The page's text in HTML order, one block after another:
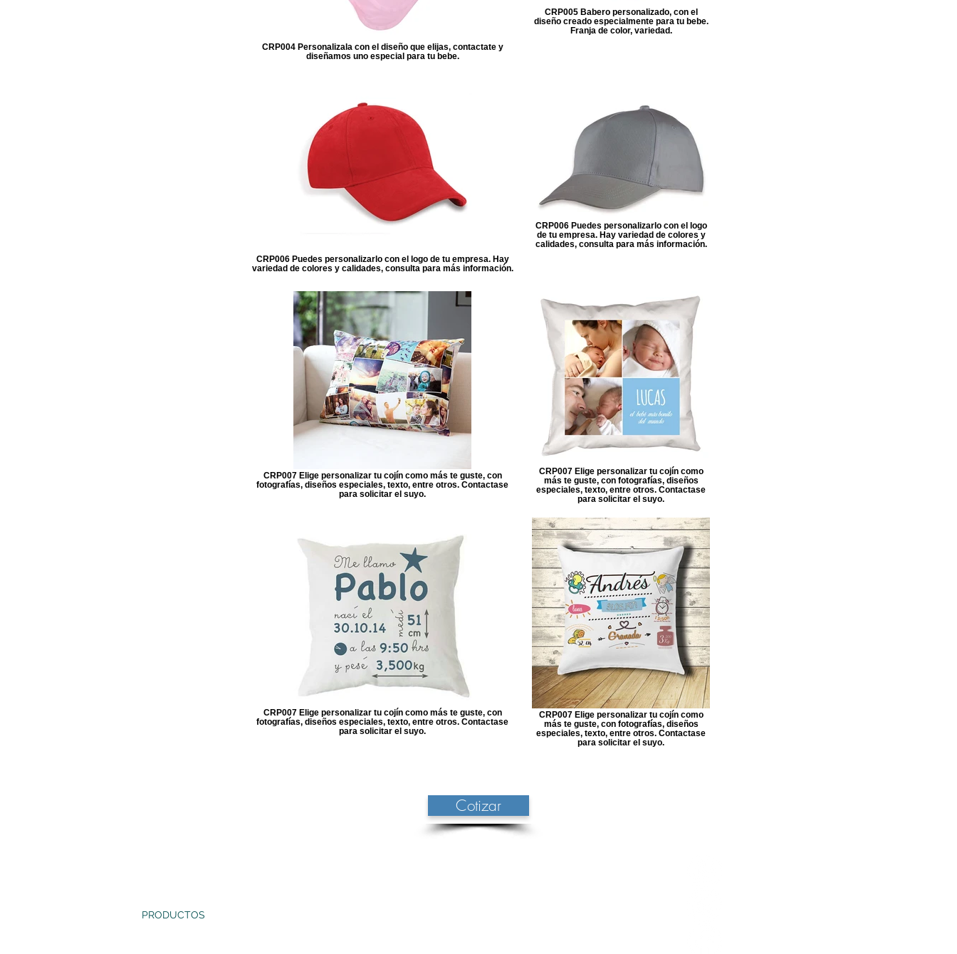
CRP004 Personalizala con el diseño que elijas, contactate y
diseñamos uno especial para tu bebe.
CRP005 Babero personalizado, con el
diseño creado especialmente para tu bebe.
Franja de color, variedad.
CRP006 Puedes personalizarlo con el logo de tu empresa. Hay
variedad de colores y calidades, consulta para más información.
CRP006 Puedes personalizarlo con el logo
de tu empresa. Hay variedad de colores y
calidades, consulta para más información.
CRP007 Elige personalizar tu cojín como más te guste, con
fotografías, diseños especiales, texto, entre otros. Contactase
para solicitar el suyo.
CRP007 Elige personalizar tu cojín como
más te guste, con fotografías, diseños
especiales, texto, entre otros. Contactase
para solicitar el suyo.
CRP007 Elige personalizar tu cojín como más te guste, con
fotografías, diseños especiales, texto, entre otros. Contactase
para solicitar el suyo.
CRP007 Elige personalizar tu cojín como
más te guste, con fotografías, diseños
especiales, texto, entre otros. Contactase
para solicitar el suyo.
Cotizar
PRODUCTOS